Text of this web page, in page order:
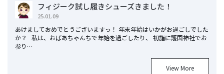
フィジーク試し履きシューズきました！
25.01.09
あけましておめでとうございますっ！ 年末年始はいかがお過ごしでした
か？ 私は、おばあちゃんちで年始を過ごしたり、 初詣に護国神社でお
参り…
View More